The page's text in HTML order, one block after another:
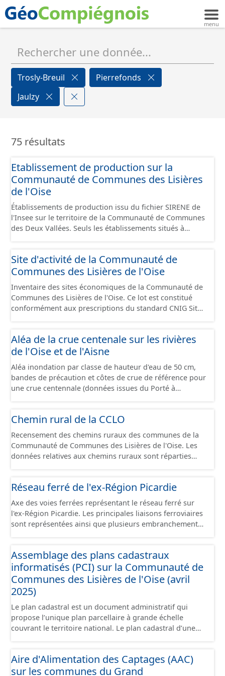
Trosly-Breuil
Pierrefonds
Jaulzy
75 résultats
Etablissement de production sur la
Communauté de Communes des Lisières
de l'Oise
Établissements de production issu du fichier SIRENE de
l'Insee sur le territoire de la Communauté de Communes
des Deux Vallées. Seuls les établissements situés à
conformément aux prescriptions du standard CNIG Sites
Économiques. Ce lot ne contient pas la référence aux
delà des prescriptions du CNIG se limitant aux SCI.
Site d'activité de la Communauté de
Communes des Lisières de l'Oise
Inventaire des sites économiques de la Communauté de
Communes des Lisières de l'Oise. Ce lot est constitué
conformément aux prescriptions du standard CNIG Sites
Aléa de la crue centenale sur les rivières
de l'Oise et de l'Aisne
Aléa inondation par classe de hauteur d'eau de 50 cm,
bandes de précaution et côtes de crue de référence pour
une crue centennale (données issues du Porté à
Chemin rural de la CCLO
Recensement des chemins ruraux des communes de la
Communauté de Communes des Lisières de l'Oise. Les
données relatives aux chemins ruraux sont réparties
générales du chemin (longueur, largeur, etc.). - Secteurs :
les informations générales du chemin et données
relevées sur le terrain. - Éléments : les éléments naturels
relevés sur les chemins (bois, talus, bande enherbée,
etc.). - Observations : les observations relevées sur les
- Plantations : proposition de plantation de haies (haie
basse, haie mixte, etc.).
Réseau ferré de l'ex-Région Picardie
Axe des voies ferrées représentant le réseau ferré sur
l'ex-Région Picardie. Les principales liaisons ferroviaires
sont représentées ainsi que plusieurs embranchements
sont désaffectées mais sont toujours physiquement
présentes sur le terrain.
Assemblage des plans cadastraux
informatisés (PCI) sur la Communauté de
Communes des Lisières de l'Oise (avril
2025)
Le plan cadastral est un document administratif qui
propose l’unique plan parcellaire à grande échelle
couvrant le territoire national. Le plan cadastral d’une
communément appelées « feuilles de plan ». La parcelle
est l’unité cadastrale de base. C’est un terrain d’un seul
Aire d'Alimentation des Captages (AAC)
sur les communes du Grand